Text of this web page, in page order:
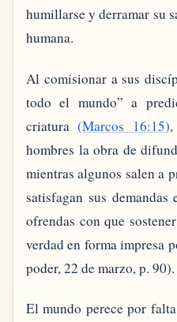
humillarse y derramar su
humana.
Al comisionar a sus
todo el mundo” a
criatura(Marcos 16:15)
hombres la obra de
mientras algunos salen a
satisfagan sus
ofrendas con que
verdad en forma impresa
poder, 22 de marzo, p. 90).
El mundo perece por